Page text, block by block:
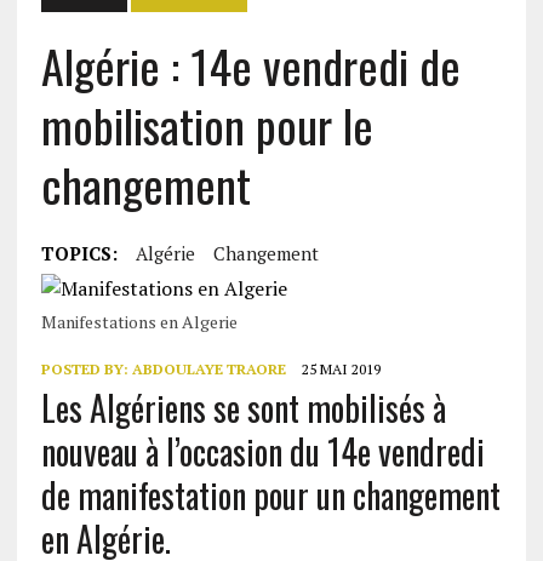
Algérie : 14e vendredi de
mobilisation pour le
changement
TOPICS: Algérie Changement
Manifestations en Algerie
POSTED BY: ABDOULAYE TRAORE 25 MAI 2019
Les Algériens se sont mobilisés à
nouveau à l’occasion du 14e vendredi
de manifestation pour un changement
en Algérie.